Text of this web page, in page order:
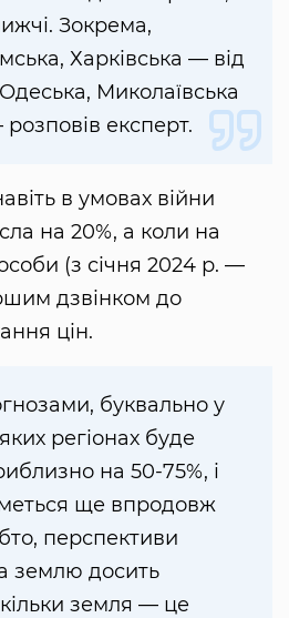
Зокрема,
Харківська — від
Миколаївська
експерт.
в умовах війни
на 20%, а коли на
(з січня 2024 р. —
дзвінком до
цін.
буквально у
регіонах буде
на 50-75%, і
ще впродовж
перспективи
землю досить
земля — це